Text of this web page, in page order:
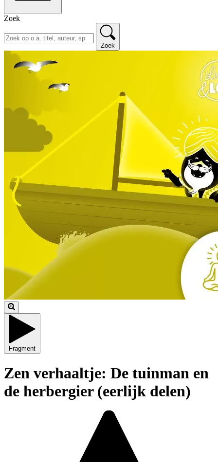
Zoek
Zoek
Fragment
Zen verhaaltje: De tuinman en
de herbergier (eerlijk delen)